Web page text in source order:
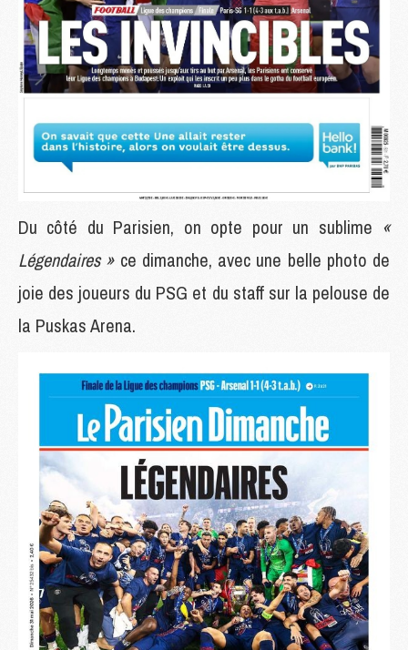
Du côté du Parisien, on opte pour un sublime «
Légendaires »ce dimanche, avec une belle photo de
joie des joueurs du PSG et du staff sur la pelouse de
la Puskas Arena.